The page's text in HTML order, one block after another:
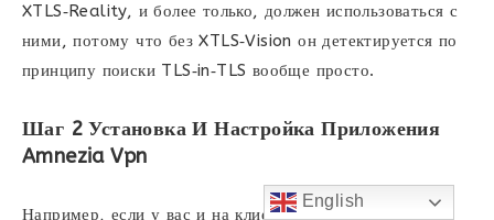
XTLS‑Reality, и более только, должен использоваться с
ними, потому что без XTLS‑Vision он детектируется по
принципу поиски TLS‑in‑TLS вообще просто.
Шаг 2 Установка И Настройка Приложения
Amnezia Vpn
Например, если у вас и на клиенте только на сервере
English